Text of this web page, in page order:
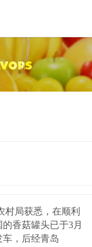
局获悉，在顺利
香菇罐头已于3月
车，后经青岛